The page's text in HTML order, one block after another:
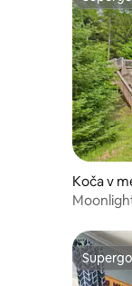
Koča v
hip